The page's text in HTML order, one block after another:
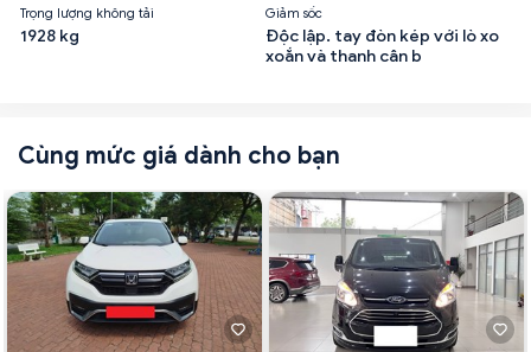
Trọng lượng không tải
1928 kg
Giảm sốc
Độc lập. tay đòn kép với lò xo
xoắn và thanh cân b
Cùng mức giá dành cho bạn